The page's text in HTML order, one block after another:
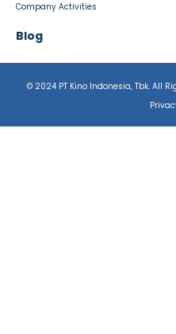
Company Activities
Blog
© 2024 PT Kino Indonesia, Tbk. All